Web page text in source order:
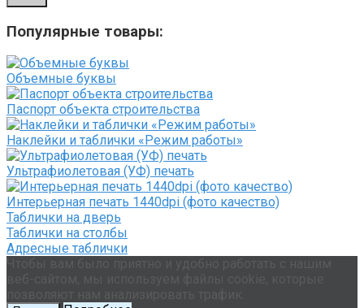
Популярные товары:
Объемные буквы
Паспорт объекта строительства
Наклейки и таблички «Режим работы»
Ультрафиолетовая (УФ) печать
Интерьерная печать 1440dpi (фото качество)
Таблички на дверь
Таблички на столбы
Адресные таблички